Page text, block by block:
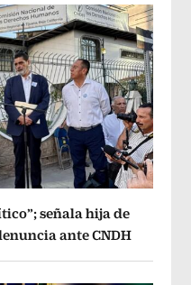
señala hija de
ante CNDH